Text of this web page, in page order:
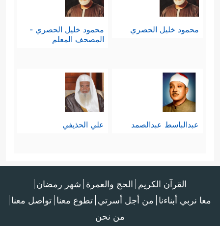
محمود خليل الحصري
محمود خليل الحصري -
المصحف المعلم
عبدالباسط عبدالصمد علي الحذيفي
القرآن الكريم الحج والعمرة شهر رمضان
معا نربي أبناءنا من أجل أسرتي تطوع معنا تواصل معنا
من نحن